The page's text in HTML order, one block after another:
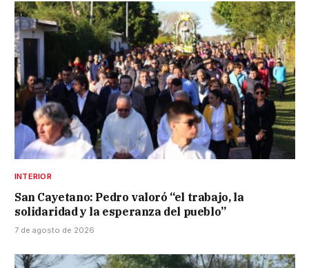
INTERIOR
San Cayetano: Pedro valoró “el trabajo, la
solidaridad y la esperanza del pueblo”
7 de agosto de 2026